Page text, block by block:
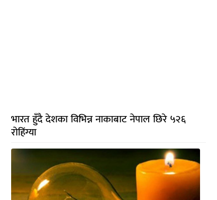
भारत हुँदै देशका विभिन्न नाकाबाट नेपाल छिरे ५२६
रोहिंग्या